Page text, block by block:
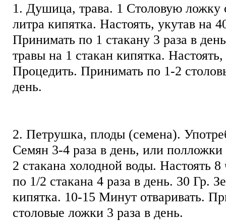
1. Душица, трава. 1 Столовую ложку
литра кипятка. Настоять, укутав на
Принимать по 1 стакану 3 раза в
травы на 1 стакан кипятка.
Процедить. Принимать по 1-2
день.
2. Петрушка, плоды (семена).
Семян 3-4 раза в день, или
2 стакана холодной воды. Настоять
по 1/2 стакана 4 раза в день. 30 Гр.
кипятка. 10-15 Минут отваривать.
столовые ложки 3 раза в день.